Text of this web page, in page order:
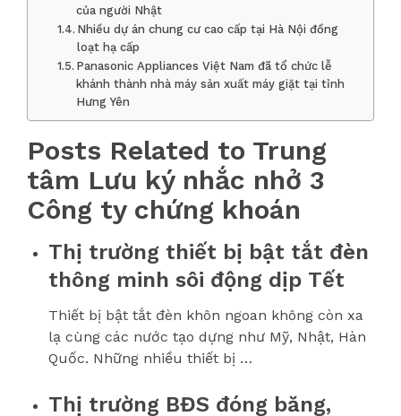
của người Nhật
Nhiều dự án chung cư cao cấp tại Hà Nội đồng
loạt hạ cấp
Panasonic Appliances Việt Nam đã tổ chức lễ
khánh thành nhà máy sản xuất máy giặt tại tỉnh
Hưng Yên
Posts Related to Trung
tâm Lưu ký nhắc nhở 3
Công ty chứng khoán
Thị trường thiết bị bật tắt đèn
thông minh sôi động dịp Tết
Thiết bị bật tắt đèn khôn ngoan không còn xa
lạ cùng các nước tạo dựng như Mỹ, Nhật, Hàn
Quốc. Những nhiều thiết bị …
Thị trường BĐS đóng băng,